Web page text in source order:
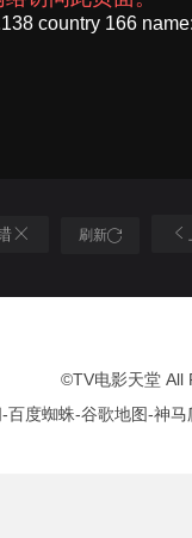
刷新
©TV电影天堂 All
-百度蜘蛛-谷歌地图-神马